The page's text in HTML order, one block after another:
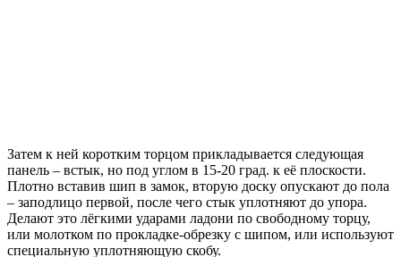
Затем к ней коротким торцом прикладывается следующая
панель – встык, но под углом в 15-20 град. к её плоскости.
Плотно вставив шип в замок, вторую доску опускают до пола
– заподлицо первой, после чего стык уплотняют до упора.
Делают это лёгкими ударами ладони по свободному торцу,
или молотком по прокладке-обрезку с шипом, или используют
специальную уплотняющую скобу.